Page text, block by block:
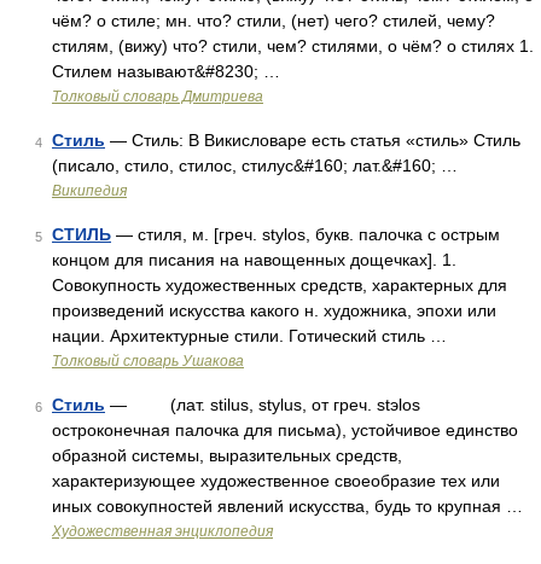
чём? о стиле; мн. что? стили, (нет) чего? стилей, чему?
стилям, (вижу) что? стили, чем? стилями, о чём? о стилях 1.
Стилем называют&#8230; …
Толковый словарь Дмитриева
4 Стиль — Стиль: В Викисловаре есть статья «стиль» Стиль
(писало, стило, стилос, стилус&#160; лат.&#160; …
Википедия
5 СТИЛЬ — стиля, м. [греч. stylos, букв. палочка с острым
концом для писания на навощенных дощечках]. 1.
Совокупность художественных средств, характерных для
произведений искусства какого н. художника, эпохи или
нации. Архитектурные стили. Готический стиль …
Толковый словарь Ушакова
6 Стиль — (лат. stilus, stylus, от греч. stэlos
остроконечная палочка для письма), устойчивое единство
образной системы, выразительных средств,
характеризующее художественное своеобразие тех или
иных совокупностей явлений искусства, будь то крупная …
Художественная энциклопедия